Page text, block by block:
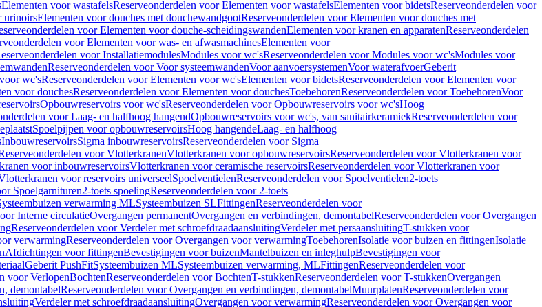
Elementen voor wastafelsReserveonderdelen voor Elementen voor wastafelsElementen voor bidetsReserveonderdelen voor
urinoirsElementen voor douches met douchewandgootReserveonderdelen voor Elementen voor douches met
voor Elementen voor douche-scheidingswandenElementen voor kranen en apparatenReserveonderdelen
voor Elementen voor was- en afwasmachinesElementen voor
voor InstallatiemodulesModules voor wc'sReserveonderdelen voor Modules voor wc'sModules voor
Reserveonderdelen voor Voor systeemwandenVoor aanvoersystemenVoor waterafvoerGeberit
wc'sReserveonderdelen voor Elementen voor wc'sElementen voor bidetsReserveonderdelen voor Elementen voor
voor douchesReserveonderdelen voor Elementen voor douchesToebehorenReserveonderdelen voor ToebehorenVoor
Opbouwreservoirs voor wc'sReserveonderdelen voor Opbouwreservoirs voor wc'sHoog
voor Laag- en halfhoog hangendOpbouwreservoirs voor wc's, van sanitairkeramiekReserveonderdelen voor
Spoelpijpen voor opbouwreservoirsHoog hangendeLaag- en halfhoog
InbouwreservoirsSigma inbouwreservoirsReserveonderdelen voor Sigma
voor VlotterkranenVlotterkranen voor opbouwreservoirsReserveonderdelen voor Vlotterkranen voor
voor inbouwreservoirsVlotterkranen voor ceramische reservoirsReserveonderdelen voor Vlotterkranen voor
voor reservoirs universeelSpoelventielenReserveonderdelen voor Spoelventielen2-toets
Spoelgarnituren2-toets spoelingReserveonderdelen voor 2-toets
verwarming MLSysteembuizen SLFittingenReserveonderdelen voor
Interne circulatieOvergangen permanentOvergangen en verbindingen, demontabelReserveonderdelen voor Overgangen
Reserveonderdelen voor Verdeler met schroefdraadaansluitingVerdeler met persaansluitingT-stukken voor
verwarmingReserveonderdelen voor Overgangen voor verwarmingToebehorenIsolatie voor buizen en fittingenIsolatie
Afdichtingen voor fittingenBevestigingen voor buizenMantelbuizen en inleghulpBevestigingen voor
Geberit PushFitSysteembuizen MLSysteembuizen verwarming, MLFittingenReserveonderdelen voor
voor VerlopenBochtenReserveonderdelen voor BochtenT-stukkenReserveonderdelen voor T-stukkenOvergangen
demontabelReserveonderdelen voor Overgangen en verbindingen, demontabelMuurplatenReserveonderdelen voor
Verdeler met schroefdraadaansluitingOvergangen voor verwarmingReserveonderdelen voor Overgangen voor